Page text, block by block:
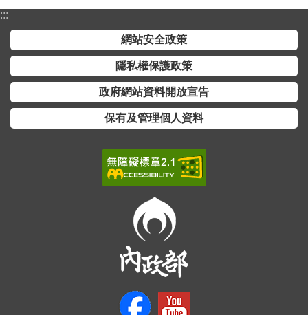
開
告
有
:::
網站安全政策
隱私權保護政策
政府網站資料開放宣告
保有及管理個人資料